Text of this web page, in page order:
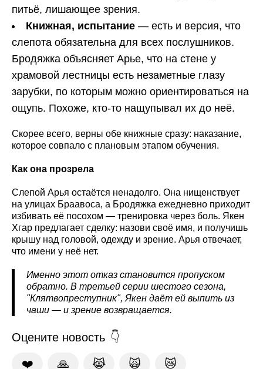
питьё, лишающее зрения.
Книжная, испытание — есть и версия, что
слепота обязательна для всех послушников.
Бродяжка объясняет Арье, что на стене у
храмовой лестницы есть незаметные глазу
зарубки, по которым можно ориентироваться на
ощупь. Похоже, кто-то нащупывал их до неё.
Скорее всего, верны обе книжные сразу: наказание,
которое совпало с плановым этапом обучения.
Как она прозрела
Слепой Арья остаётся ненадолго. Она нищенствует
на улицах Браавоса, а Бродяжка ежедневно приходит
избивать её посохом — тренировка через боль. Якен
Хгар предлагает сделку: назови своё имя, и получишь
крышу над головой, одежду и зрение. Арья отвечает,
что имени у неё нет.
Именно этот отказ становится пропуском
обратно. В третьей серии шестого сезона,
"Клятвопреступник", Якен даёт ей выпить из
чаши — и зрение возвращается.
Оцените новость
❤️ 🙏 😹 🙀 😿